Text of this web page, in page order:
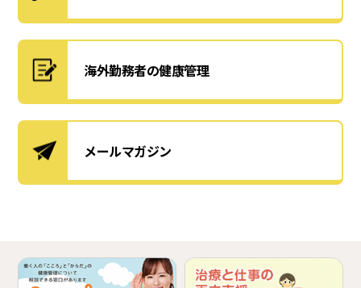
海外勤務者の健康管理
メールマガジン